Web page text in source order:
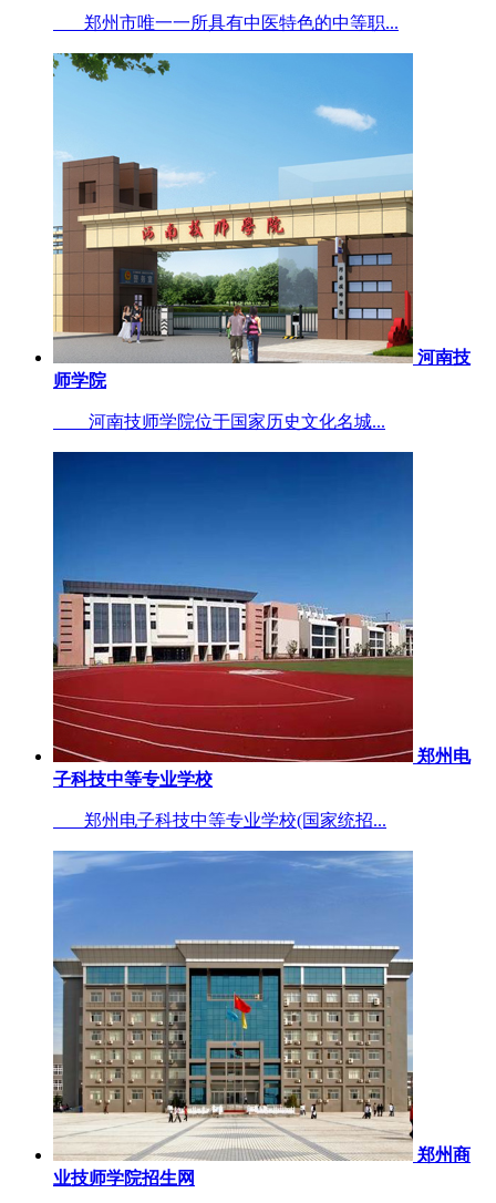
郑州市唯一一所具有中医特色的中等职...
河南技
师学院
河南技师学院位于国家历史文化名城...
郑州电
子科技中等专业学校
郑州电子科技中等专业学校(国家统招...
郑州商
业技师学院招生网